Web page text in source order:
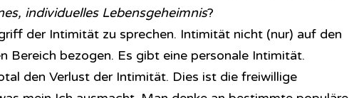
individuelles Lebensgeheimnis?
der Intimität zu sprechen. Intimität nicht (nur) auf den
Bereich bezogen. Es gibt eine personale Intimität.
den Verlust der Intimität. Dies ist die freiwillige